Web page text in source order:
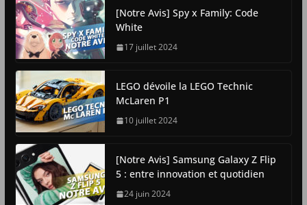
[Notre Avis] Spy x Family: Code
White
17 juillet 2024
LEGO dévoile la LEGO Technic
McLaren P1
10 juillet 2024
[Notre Avis] Samsung Galaxy Z Flip
5 : entre innovation et quotidien
24 juin 2024